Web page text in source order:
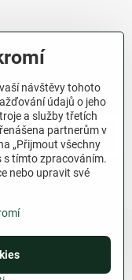
Odebírat
ochrany soukromí
návštěvy tohoto
údajů o jeho
a služby třetích
partnerům v
„Přijmout všechny
s tímto zpracováním.
nebo upravit své